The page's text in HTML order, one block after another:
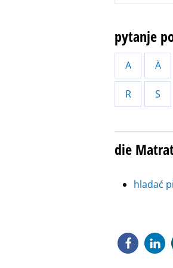
pytanje
A Ä
R S
die
hladać